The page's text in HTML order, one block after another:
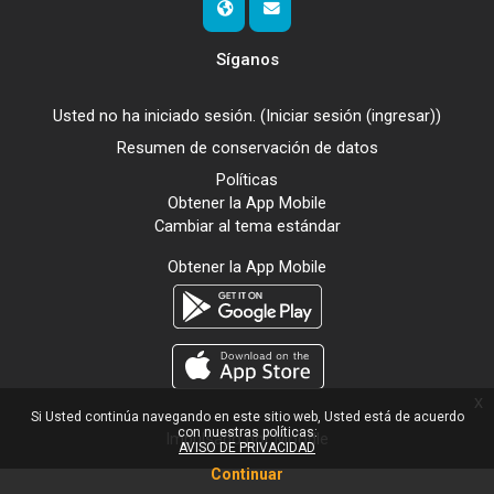
Si Usted continúa navegando en este sitio web, Usted está de acuerdo
con nuestras políticas:
AVISO DE PRIVACIDAD
Continuar
x
Síganos
Usted no ha iniciado sesión. (Iniciar sesión (ingresar))
Resumen de conservación de datos
Políticas
Obtener la App Mobile
Cambiar al tema estándar
Obtener la App Mobile
Impulsado porMoodle